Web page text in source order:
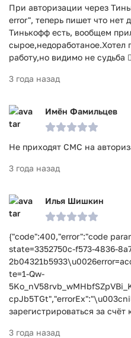
При авторизации через
error", теперь пишет что
Тинькофф есть, вообщем
сырое,недоработаное.Хотел
работу,но видимо не судьба
3 года назад
Имён Фамильцев
Не приходят СМС на
3 года назад
Илья Шишкин
{"code":400,"error":"code
state=3352750c-f573-4836-
te=1-Qw-
зарегистрироваться за
3 года назад